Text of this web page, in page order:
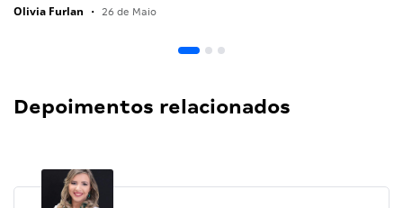
Olivia Furlan • 26 de Maio
Depoimentos relacionados